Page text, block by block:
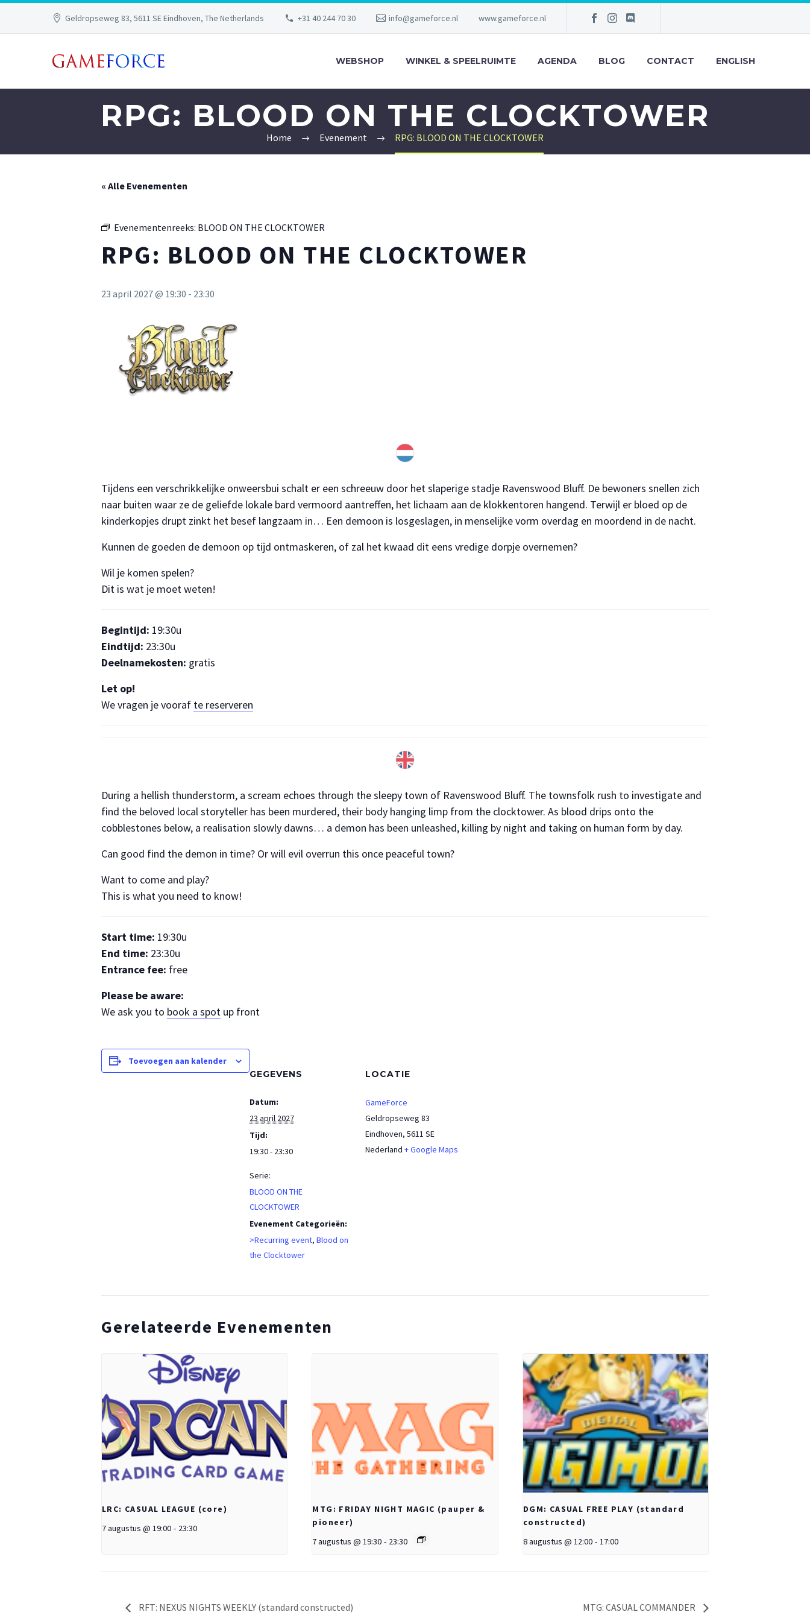
Geldropseweg 83, 5611 SE Eindhoven, The Netherlands +31 40 244 70 30 info@gameforce.nl www.gameforce.nl
WEBSHOP WINKEL & SPEELRUIMTE AGENDA BLOG CONTACT ENGLISH
RPG: BLOOD ON THE CLOCKTOWER
Home Evenement RPG: BLOOD ON THE CLOCKTOWER
« Alle Evenementen
Evenementenreeks: BLOOD ON THE CLOCKTOWER
RPG: BLOOD ON THE CLOCKTOWER
23 april 2027 @ 19:30 - 23:30
Tijdens een verschrikkelijke onweersbui schalt er een schreeuw door het slaperige stadje Ravenswood Bluff. De bewoners snellen zich
naar buiten waar ze de geliefde lokale bard vermoord aantreffen, het lichaam aan de klokkentoren hangend. Terwijl er bloed op de
kinderkopjes drupt zinkt het besef langzaam in… Een demoon is losgeslagen, in menselijke vorm overdag en moordend in de nacht.
Kunnen de goeden de demoon op tijd ontmaskeren, of zal het kwaad dit eens vredige dorpje overnemen?
Wil je komen spelen?
Dit is wat je moet weten!
Begintijd: 19:30u
Eindtijd: 23:30u
Deelnamekosten: gratis
Let op!
We vragen je vooraf te reserveren
During a hellish thunderstorm, a scream echoes through the sleepy town of Ravenswood Bluff. The townsfolk rush to investigate and
find the beloved local storyteller has been murdered, their body hanging limp from the clocktower. As blood drips onto the
cobblestones below, a realisation slowly dawns… a demon has been unleashed, killing by night and taking on human form by day.
Can good find the demon in time? Or will evil overrun this once peaceful town?
Want to come and play?
This is what you need to know!
Start time: 19:30u
End time: 23:30u
Entrance fee: free
Please be aware:
We ask you to book a spot up front
Toevoegen aan kalender
GEGEVENS
Datum:
23 april 2027
Tijd:
19:30 - 23:30
Serie:
BLOOD ON THE
CLOCKTOWER
Evenement Categorieën:
>Recurring event, Blood on
the Clocktower
LOCATIE
GameForce
Geldropseweg 83
Eindhoven, 5611 SE
Nederland + Google Maps
Gerelateerde Evenementen
LRC: CASUAL LEAGUE (core)
7 augustus @ 19:00 - 23:30
MTG: FRIDAY NIGHT MAGIC (pauper &
pioneer)
7 augustus @ 19:30 - 23:30
DGM: CASUAL FREE PLAY (standard
constructed)
8 augustus @ 12:00 - 17:00
RFT: NEXUS NIGHTS WEEKLY (standard constructed) MTG: CASUAL COMMANDER